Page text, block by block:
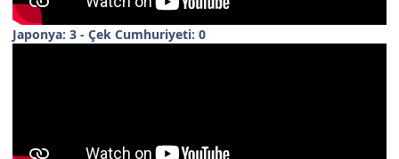
Japonya: 3 - Çek Cumhuriyeti: 0